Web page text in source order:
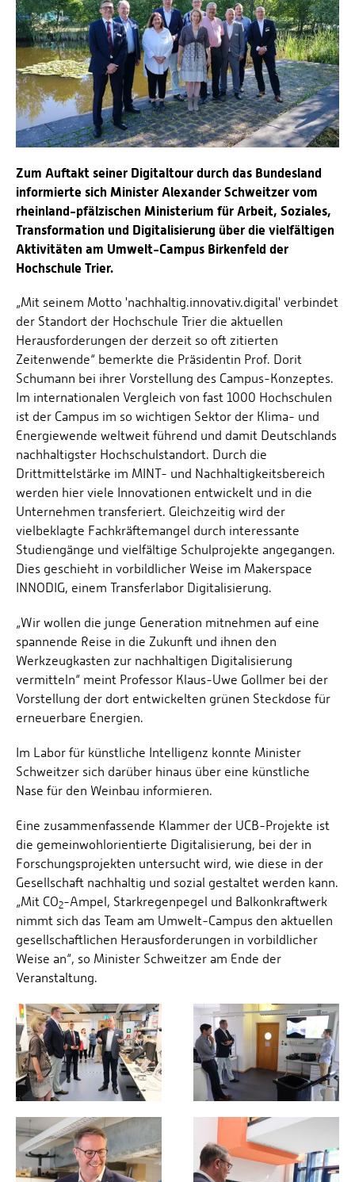
Energieeffizienzrecht und Klimaschutzrecht (IREK)
Fuel Cell Centre Rheinland-Pfalz
Nationalparkforschung
P2Broker
Perival
Robotix-Academy
S.U.N.-Projekt
Örtlicher Personalrat
Personensuche
Zum Auftakt seiner Digitaltour durch das Bundesland
informierte sich Minister Alexander Schweitzer vom
rheinland-pfälzischen Ministerium für Arbeit, Soziales,
Transformation und Digitalisierung über die vielfältigen
Aktivitäten am Umwelt-Campus Birkenfeld der
Hochschule Trier.
„Mit seinem Motto 'nachhaltig.innovativ.digital' verbindet
der Standort der Hochschule Trier die aktuellen
Herausforderungen der derzeit so oft zitierten
Zeitenwende“ bemerkte die Präsidentin Prof. Dorit
Schumann bei ihrer Vorstellung des Campus-Konzeptes.
Im internationalen Vergleich von fast 1000 Hochschulen
ist der Campus im so wichtigen Sektor der Klima- und
Energiewende weltweit führend und damit Deutschlands
nachhaltigster Hochschulstandort. Durch die
Drittmittelstärke im MINT- und Nachhaltigkeitsbereich
werden hier viele Innovationen entwickelt und in die
Unternehmen transferiert. Gleichzeitig wird der
vielbeklagte Fachkräftemangel durch interessante
Studiengänge und vielfältige Schulprojekte angegangen.
Dies geschieht in vorbildlicher Weise im Makerspace
INNODIG, einem Transferlabor Digitalisierung.
„Wir wollen die junge Generation mitnehmen auf eine
spannende Reise in die Zukunft und ihnen den
Werkzeugkasten zur nachhaltigen Digitalisierung
vermitteln“ meint Professor Klaus-Uwe Gollmer bei der
Vorstellung der dort entwickelten grünen Steckdose für
erneuerbare Energien.
Im Labor für künstliche Intelligenz konnte Minister
Schweitzer sich darüber hinaus über eine künstliche
Nase für den Weinbau informieren.
Eine zusammenfassende Klammer der UCB-Projekte ist
die gemeinwohlorientierte Digitalisierung, bei der in
Forschungsprojekten untersucht wird, wie diese in der
Gesellschaft nachhaltig und sozial gestaltet werden kann.
„Mit CO2-Ampel, Starkregenpegel und Balkonkraftwerk
nimmt sich das Team am Umwelt-Campus den aktuellen
gesellschaftlichen Herausforderungen in vorbildlicher
Weise an“, so Minister Schweitzer am Ende der
Veranstaltung.